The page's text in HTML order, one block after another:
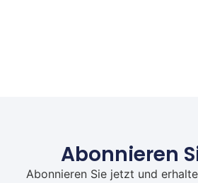
Abonnieren
Abonnieren Sie jetzt und